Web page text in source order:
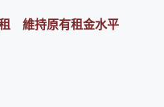
維持原有租金水平